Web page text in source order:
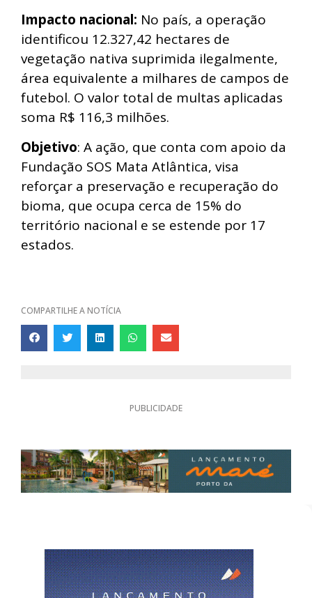
Impacto nacional: No país, a operação
identificou 12.327,42 hectares de
vegetação nativa suprimida ilegalmente,
área equivalente a milhares de campos de
futebol. O valor total de multas aplicadas
soma R$ 116,3 milhões.
Objetivo: A ação, que conta com apoio da
Fundação SOS Mata Atlântica, visa
reforçar a preservação e recuperação do
bioma, que ocupa cerca de 15% do
território nacional e se estende por 17
estados.
COMPARTILHE A NOTÍCIA
PUBLICIDADE